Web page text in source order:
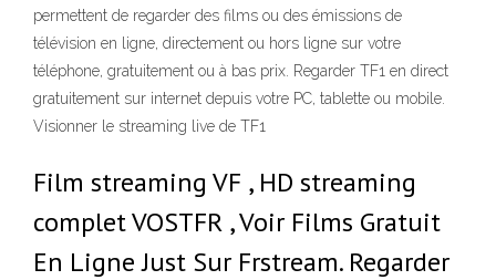
permettent de regarder des films ou des émissions de
télévision en ligne, directement ou hors ligne sur votre
téléphone, gratuitement ou à bas prix. Regarder TF1 en direct
gratuitement sur internet depuis votre PC, tablette ou mobile.
Visionner le streaming live de TF1
Film streaming VF , HD streaming
complet VOSTFR , Voir Films Gratuit
En Ligne Just Sur Frstream. Regarder